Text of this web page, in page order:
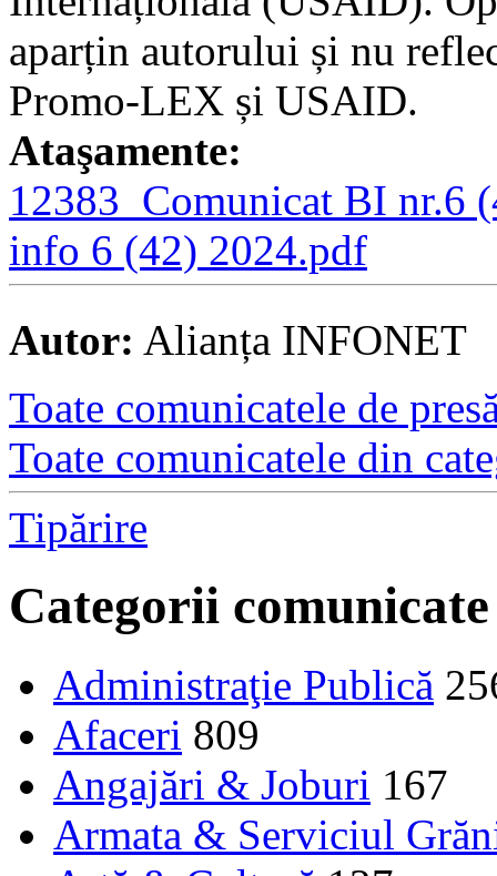
aparțin autorului și nu
Promo-LEX și USAID.
Ataşamente:
12383_Comunicat BI nr.6
info 6 (42) 2024.pdf
Autor: Alianța INFONET
Toate comunicatele de
Toate comunicatele din
Tipărire
Categorii comunicate
Administraţie Publică
Afaceri 809
Angajări & Joburi 167
Armata & Serviciul